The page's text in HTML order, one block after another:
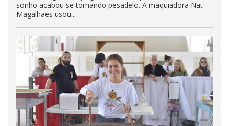
sonho acabou se tornando pesadelo. A maquiadora Nat
Magalhães usou...